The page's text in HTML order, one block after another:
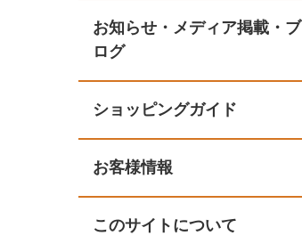
お知らせ・メディア掲載・ブ
ログ
ショッピングガイド
お客様情報
このサイトについて